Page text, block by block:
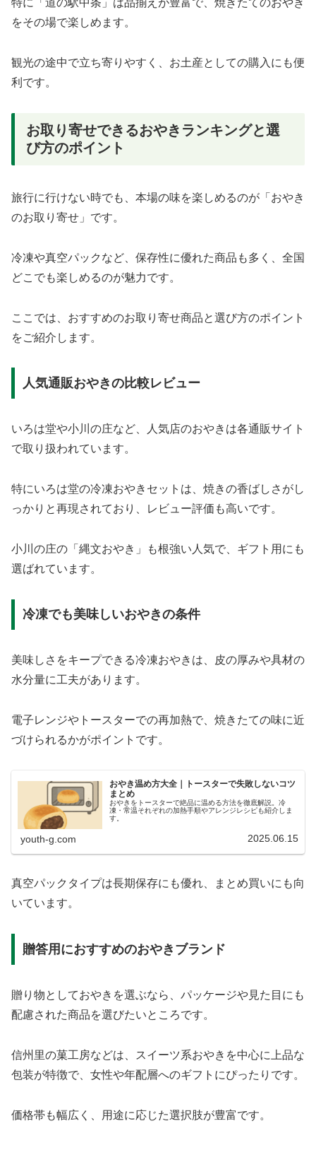
特に「道の駅中条」は品揃えが豊富で、焼きたてのおやき
をその場で楽しめます。
観光の途中で立ち寄りやすく、お土産としての購入にも便
利です。
お取り寄せできるおやきランキングと選
び方のポイント
旅行に行けない時でも、本場の味を楽しめるのが「おやき
のお取り寄せ」です。
冷凍や真空パックなど、保存性に優れた商品も多く、全国
どこでも楽しめるのが魅力です。
ここでは、おすすめのお取り寄せ商品と選び方のポイント
をご紹介します。
人気通販おやきの比較レビュー
いろは堂や小川の庄など、人気店のおやきは各通販サイト
で取り扱われています。
特にいろは堂の冷凍おやきセットは、焼きの香ばしさがし
っかりと再現されており、レビュー評価も高いです。
小川の庄の「縄文おやき」も根強い人気で、ギフト用にも
選ばれています。
冷凍でも美味しいおやきの条件
美味しさをキープできる冷凍おやきは、皮の厚みや具材の
水分量に工夫があります。
電子レンジやトースターでの再加熱で、焼きたての味に近
づけられるかがポイントです。
おやき温め方大全｜トースターで失敗しないコツ
まとめ
おやきをトースターで絶品に温める方法を徹底解説。冷
凍・常温それぞれの加熱手順やアレンジレシピも紹介しま
す。
youth-g.com 2025.06.15
真空パックタイプは長期保存にも優れ、まとめ買いにも向
いています。
贈答用におすすめのおやきブランド
贈り物としておやきを選ぶなら、パッケージや見た目にも
配慮された商品を選びたいところです。
信州里の菓工房などは、スイーツ系おやきを中心に上品な
包装が特徴で、女性や年配層へのギフトにぴったりです。
価格帯も幅広く、用途に応じた選択肢が豊富です。